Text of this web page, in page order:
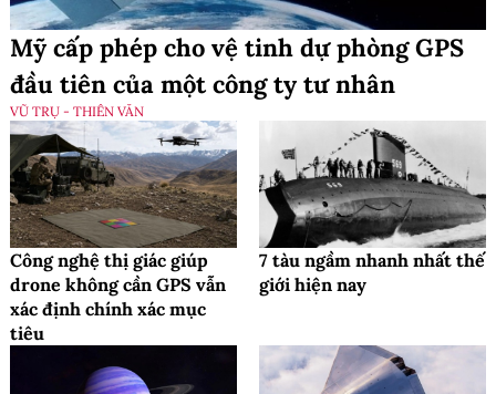
Mỹ cấp phép cho vệ tinh dự phòng GPS
đầu tiên của một công ty tư nhân
VŨ TRỤ - THIÊN VĂN
Công nghệ thị giác giúp
drone không cần GPS vẫn
xác định chính xác mục
tiêu
7 tàu ngầm nhanh nhất thế
giới hiện nay